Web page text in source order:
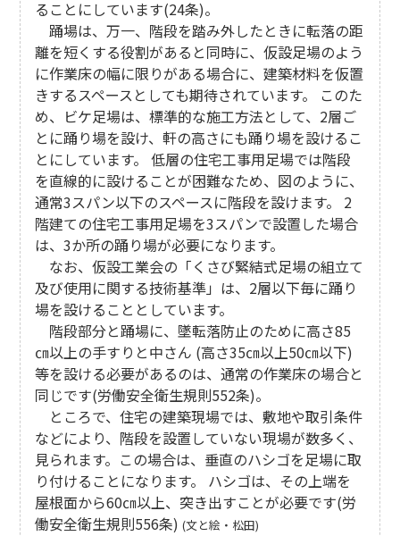
ることにしています(24条)。
踊場は、万一、階段を踏み外したときに転落の距
離を短くする役割があると同時に、仮設足場のよう
に作業床の幅に限りがある場合に、建築材料を仮置
きするスペースとしても期待されています。 このた
め、ビケ足場は、標準的な施工方法として、2層ご
とに踊り場を設け、軒の高さにも踊り場を設けるこ
とにしています。 低層の住宅工事用足場では階段
を直線的に設けることが困難なため、図のように、
通常3スパン以下のスペースに階段を設けます。 2
階建ての住宅工事用足場を3スパンで設置した場合
は、3か所の踊り場が必要になります。
なお、仮設工業会の「くさび緊結式足場の組立て
及び使用に関する技術基準」は、2層以下毎に踊り
場を設けることとしています。
階段部分と踊場に、墜転落防止のために高さ85
㎝以上の手すりと中さん (高さ35㎝以上50㎝以下)
等を設ける必要があるのは、通常の作業床の場合と
同じです(労働安全衛生規則552条)。
ところで、住宅の建築現場では、敷地や取引条件
などにより、階段を設置していない現場が数多く、
見られます。この場合は、垂直のハシゴを足場に取
り付けることになります。 ハシゴは、その上端を
屋根面から60㎝以上、突き出すことが必要です(労
働安全衛生規則556条)(文と絵・松田)